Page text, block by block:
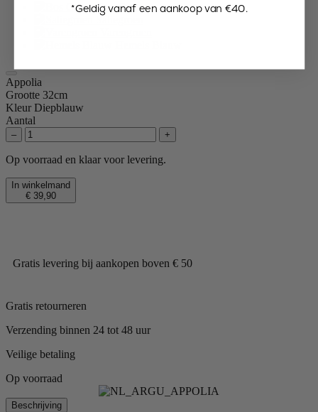
Bos Groen
Saliegroen
Appolia
Grootte 32cm
Kleur Diepblauw
Aantal
– +
Op voorraad en klaar voor levering.
In winkelmand
€ 39,90
Gratis levering bij aankopen boven € 50
Gratis retourneren
Verzending binnen 24 tot 48 uur
Veilige betaling
Op voorraad
Beschrijving
*Geldig vanaf een aankoop van €40.